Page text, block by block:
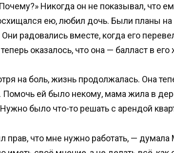
Никогда он не показывал, что
ею, любил дочь. Были планы
радовались вместе, когда его
оказалось, что она — балласт в его
на боль, жизнь продолжалась. Она
Помочь ей было некому, мама жила в
было что-то решать с арендой
прав, что мне нужно работать, — думала